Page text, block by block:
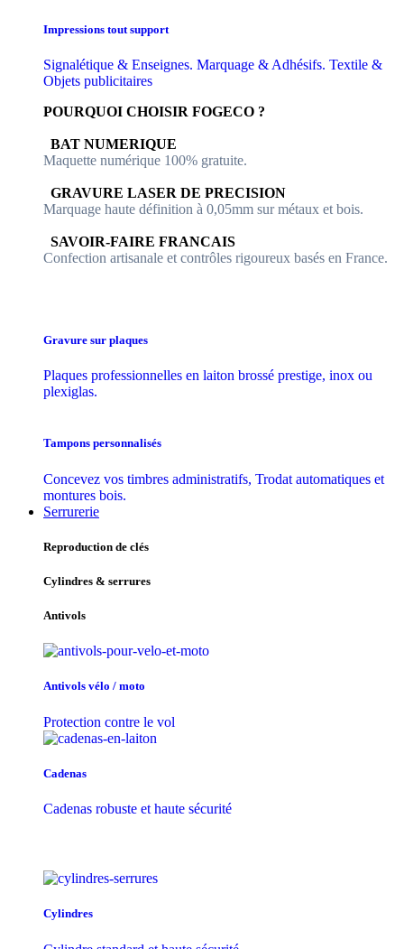
Impressions tout support
Signalétique & Enseignes. Marquage & Adhésifs. Textile &
Objets publicitaires
POURQUOI CHOISIR FOGECO ?
​​ BAT NUMERIQUE
Maquette numérique 100% ​gratuite.
​GRAVURE LASER DE PRECISION
Marquage haute définition à 0,05mm sur métaux et bois.
​SAVOIR-FAIRE FRANCAIS
Confection artisanale et contrôles ​rigoureux basés en France.
Gravure sur plaques
Plaques professionnelles en laiton brossé prestige, inox ou
plexiglas.
Tampons personnalisés
Concevez vos timbres administratifs, Trodat automatiques et
montures bois.
Serrurerie
Reproduction de clés
Cylindres & serrures
Antivols
Antivols vélo / moto
Protection contre le vol
Cadenas
Cadenas robuste et haute sécurité
Cylindres